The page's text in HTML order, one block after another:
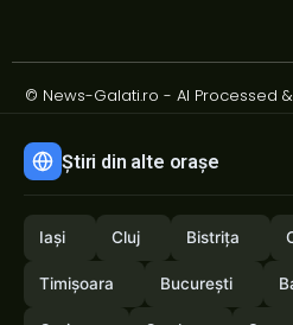
© News-Galati.ro - AI Processed
Știri din alte orașe
Iași Cluj Bistrița
Timișoara București